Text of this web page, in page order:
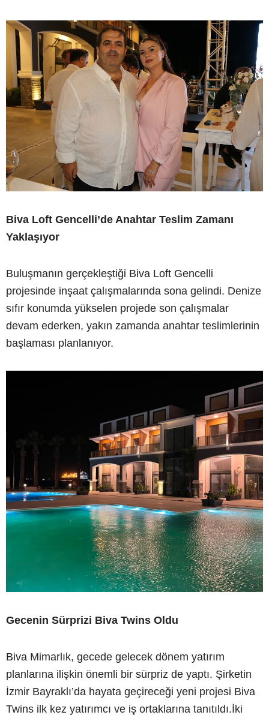
Biva Loft Gencelli’de Anahtar Teslim Zamanı
Yaklaşıyor
Buluşmanın gerçekleştiği Biva Loft Gencelli
projesinde inşaat çalışmalarında sona gelindi. Denize
sıfır konumda yükselen projede son çalışmalar
devam ederken, yakın zamanda anahtar teslimlerinin
başlaması planlanıyor.
Gecenin Sürprizi Biva Twins Oldu
Biva Mimarlık, gecede gelecek dönem yatırım
planlarına ilişkin önemli bir sürpriz de yaptı. Şirketin
İzmir Bayraklı’da hayata geçireceği yeni projesi Biva
Twins ilk kez yatırımcı ve iş ortaklarına tanıtıldı.İki